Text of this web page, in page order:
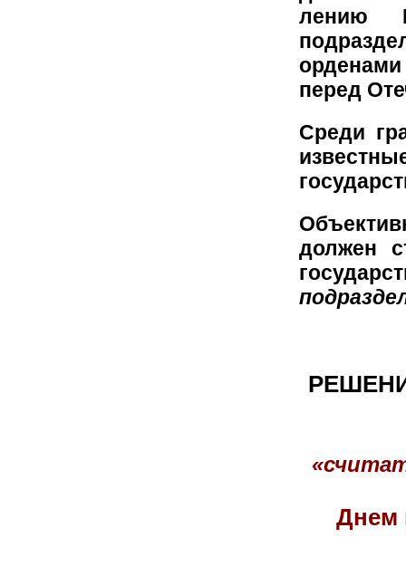
лению
перед
Среди
должен
Днем